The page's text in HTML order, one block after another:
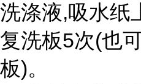
洗涤液,吸水纸
复洗板5次(也
板)。